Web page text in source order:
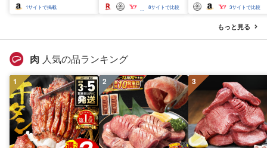
ミステーキ1kg] (1kg, 1,
1サイトで掲載
ーター続出!! 肉ランキン
8サイトで比較 3サイトで比較
もっと見る
肉 人気の品ランキング
1 2 3